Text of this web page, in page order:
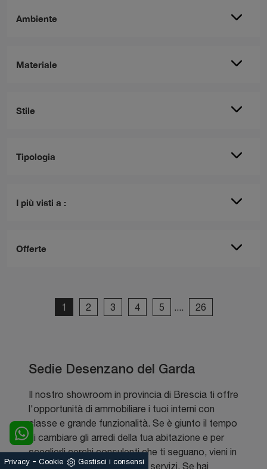
Ambiente
Materiale
Stile
Tipologia
I più visti a :
Offerte
1 2 3 4 5 .... 26
Sedie Desenzano del Garda
Il nostro showroom in provincia di Brescia ti offre
l'opportunità di ammobiliare i tuoi interni con
classe e grande funzionalità. Se è giunto il tempo
di cambiare gli arredi della tua abitazione e per
sceglierli cerchi consulenti che ti seguano, vieni in
negozio per scoprire i nostri servizi. Se hai
Privacy - Cookie Gestisci i consensi